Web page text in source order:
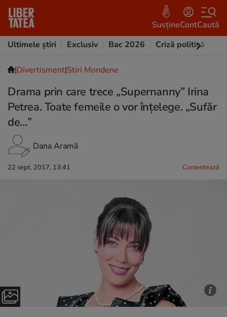
SusțineContCaută
Ultimele știri
Exclusiv Bac 2026 Criză politică
|Divertisment|Stiri Mondene
Drama prin care trece „Supernanny” Irina
Petrea. Toate femeile o vor înțelege. „Sufăr
de…”
Dana Aramă
22 sept. 2017, 13:41 Comentează